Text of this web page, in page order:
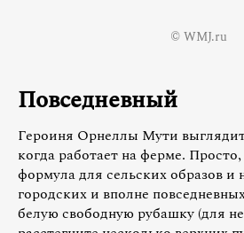
© WMJ.ru
Повседневный
Героиня Орнеллы Мути
когда работает на ферме.
формула для сельских образов и
городских и вполне
белую свободную рубашку (для